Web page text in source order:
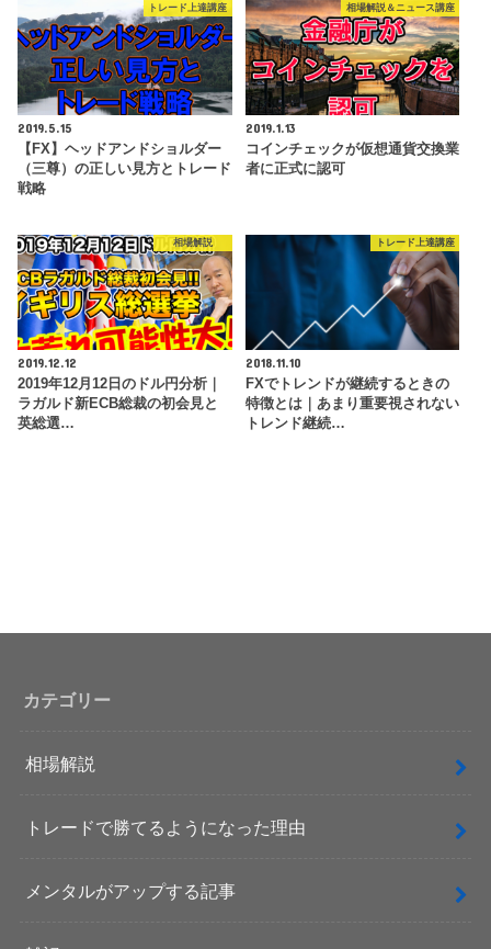
トレード上達講座
2019.5.15
【FX】ヘッドアンドショルダー
（三尊）の正しい見方とトレード
戦略
相場解説＆ニュース講座
2019.1.13
コインチェックが仮想通貨交換業
者に正式に認可
相場解説
2019.12.12
2019年12月12日のドル円分析｜
ラガルド新ECB総裁の初会見と
英総選…
トレード上達講座
2018.11.10
FXでトレンドが継続するときの
特徴とは｜あまり重要視されない
トレンド継続…
カテゴリー
相場解説
トレードで勝てるようになった理由
メンタルがアップする記事